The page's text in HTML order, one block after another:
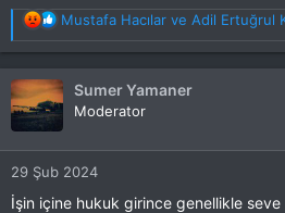
T
e
p
k
i
e
r
Mustafa Hacılar ve Adil Ertuğrul
Sumer Yamaner
Moderator
29 Şub 2024
İşin içine hukuk girince genellikle